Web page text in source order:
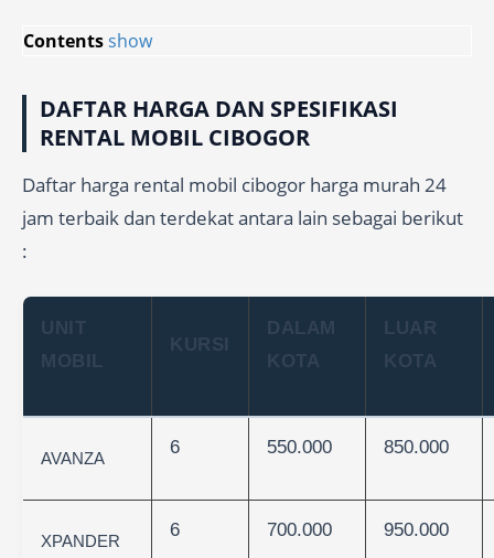
Contentsshow
DAFTAR HARGA DAN SPESIFIKASI
RENTAL MOBIL CIBOGOR
Daftar harga rental mobil cibogor harga murah 24
jam terbaik dan terdekat antara lain sebagai berikut
:
UNIT
MOBIL
KURSI
DALAM
KOTA
LUAR
KOTA
AVANZA
6 550.000 850.000
XPANDER
6 700.000 950.000